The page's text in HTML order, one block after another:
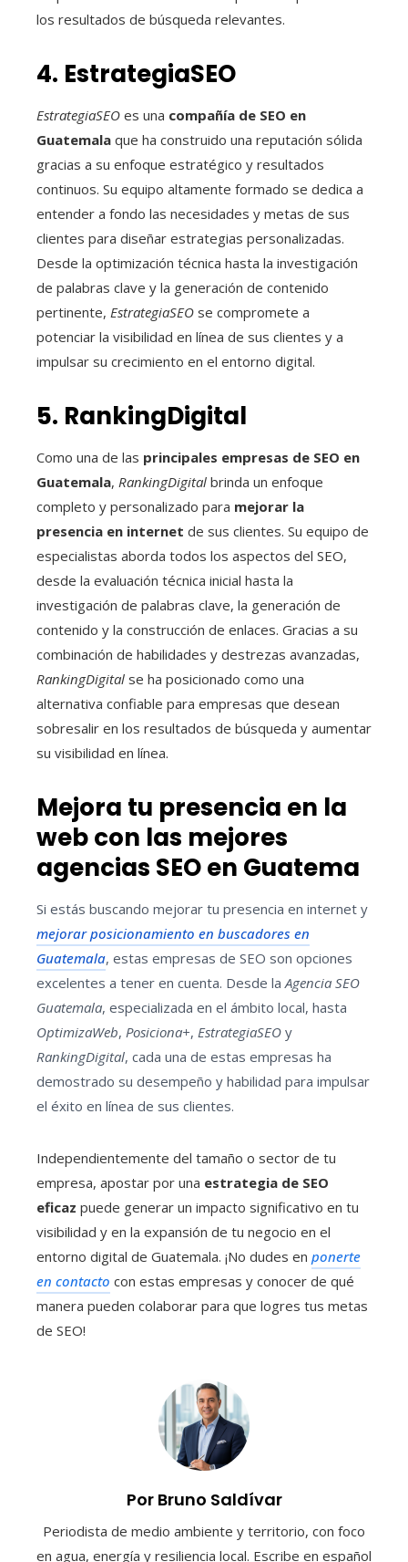
los resultados de búsqueda relevantes.
4. EstrategiaSEO
EstrategiaSEO es una compañía de SEO en
Guatemala que ha construido una reputación sólida
gracias a su enfoque estratégico y resultados
continuos. Su equipo altamente formado se dedica a
entender a fondo las necesidades y metas de sus
clientes para diseñar estrategias personalizadas.
Desde la optimización técnica hasta la investigación
de palabras clave y la generación de contenido
pertinente, EstrategiaSEO se compromete a
potenciar la visibilidad en línea de sus clientes y a
impulsar su crecimiento en el entorno digital.
5. RankingDigital
Como una de las principales empresas de SEO en
Guatemala, RankingDigital brinda un enfoque
completo y personalizado para mejorar la
presencia en internet de sus clientes. Su equipo de
especialistas aborda todos los aspectos del SEO,
desde la evaluación técnica inicial hasta la
investigación de palabras clave, la generación de
contenido y la construcción de enlaces. Gracias a su
combinación de habilidades y destrezas avanzadas,
RankingDigital se ha posicionado como una
alternativa confiable para empresas que desean
sobresalir en los resultados de búsqueda y aumentar
su visibilidad en línea.
Mejora tu presencia en la
web con las mejores
agencias SEO en Guatema
Si estás buscando mejorar tu presencia en internet y
mejorar posicionamiento en buscadores en
Guatemala, estas empresas de SEO son opciones
excelentes a tener en cuenta. Desde la Agencia SEO
Guatemala, especializada en el ámbito local, hasta
OptimizaWeb, Posiciona+, EstrategiaSEO y
RankingDigital, cada una de estas empresas ha
demostrado su desempeño y habilidad para impulsar
el éxito en línea de sus clientes.
Independientemente del tamaño o sector de tu
empresa, apostar por una estrategia de SEO
eficaz puede generar un impacto significativo en tu
visibilidad y en la expansión de tu negocio en el
entorno digital de Guatemala. ¡No dudes en ponerte
en contacto con estas empresas y conocer de qué
manera pueden colaborar para que logres tus metas
de SEO!
Por Bruno Saldívar
Periodista de medio ambiente y territorio, con foco
en agua, energía y resiliencia local. Escribe en español